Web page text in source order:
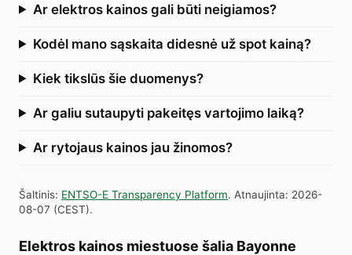
Ar elektros kainos gali būti neigiamos?
Kodėl mano sąskaita didesnė už spot kainą?
Kiek tikslūs šie duomenys?
Ar galiu sutaupyti pakeitęs vartojimo laiką?
Ar rytojaus kainos jau žinomos?
Šaltinis: ENTSO-E Transparency Platform. Atnaujinta: 2026-
08-07 (CEST).
Elektros kainos miestuose šalia Bayonne